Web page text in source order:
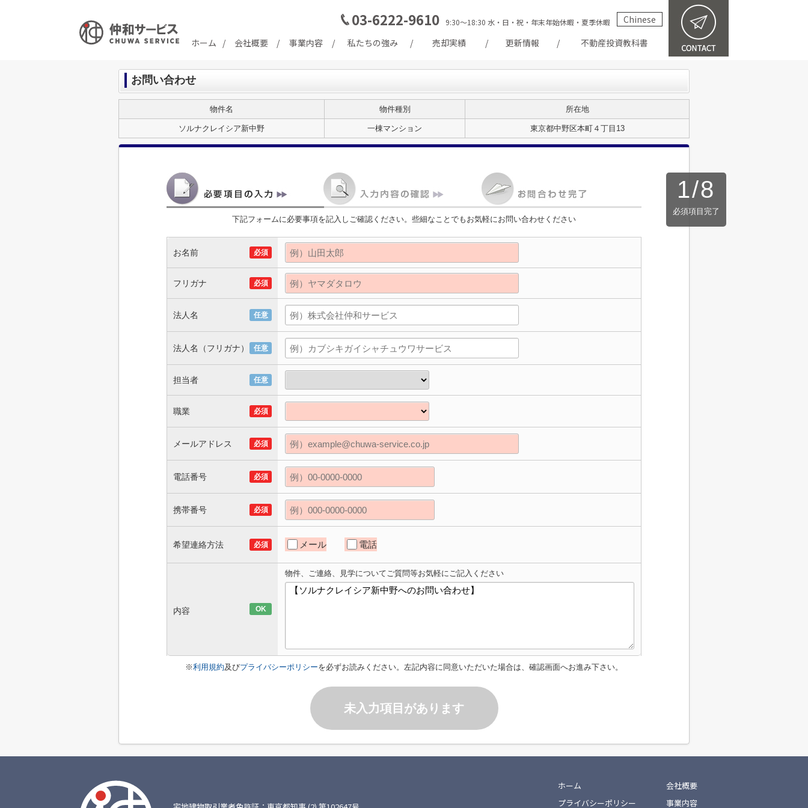
03-6222-9610 9:30～18:30 水・日・祝・年末年始休暇・夏季休暇
Chinese
ホーム
会社概要 事業内容 私たちの強み 売却実績 更新情報 不動産投資教科書
お問い合わせ
物件名 物件種別 所在地
ソルナクレイシア新中野 一棟マンション 東京都中野区本町４丁目13
1/8
必須項目完了
下記フォームに必要事項を記入しご確認ください。些細なことでもお気軽にお問い合わせください
お名前 必須
フリガナ 必須
法人名 任意
法人名（フリガナ） 任意
担当者 任意
職業 必須
メールアドレス 必須
電話番号 必須
携帯番号 必須
希望連絡方法 必須 メール 電話
内容 OK
物件、ご連絡、見学についてご質問等お気軽にご記入ください
※利用規約及びプライバシーポリシーを必ずお読みください。左記内容に同意いただいた場合は、確認画面へお進み下さい。
未入力項目があります
ホーム
プライバシーポリシー
会社概要
事業内容